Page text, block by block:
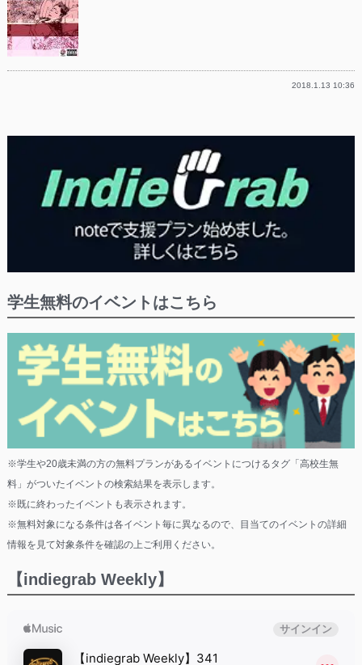
2018.1.13 10:36
学生無料のイベントはこちら
※学生や20歳未満の方の無料プランがあるイベントにつけるタグ「高校生無
料」がついたイベントの検索結果を表示します。
※既に終わったイベントも表示されます。
※無料対象になる条件は各イベント毎に異なるので、目当てのイベントの詳細
情報を見て対象条件を確認の上ご利用ください。
【indiegrab Weekly】